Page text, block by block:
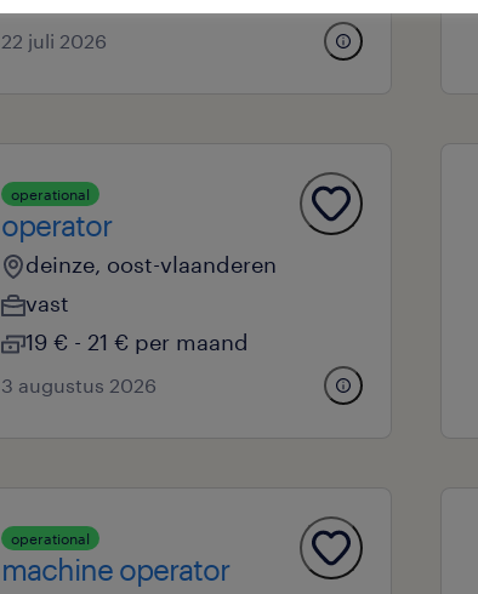
22 juli 2026
operational
operator
deinze, oost-vlaanderen
vast
19 € - 21 € per maand
3 augustus 2026
operational
machine operator